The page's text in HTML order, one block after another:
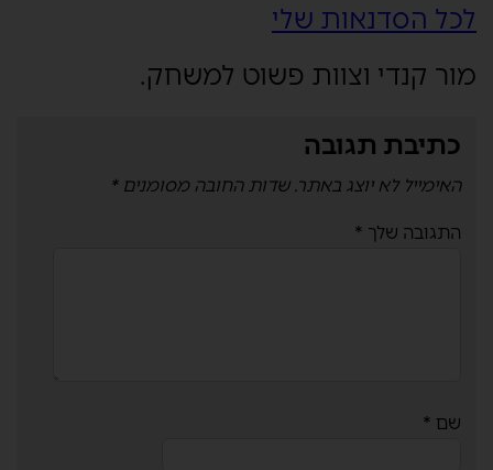
לכל הסדנאות שלי
מור קנדי וצוות פשוט למשחק.
כתיבת תגובה
האימייל לא יוצג באתר. שדות החובה מסומנים*
התגובה שלך *
שם *